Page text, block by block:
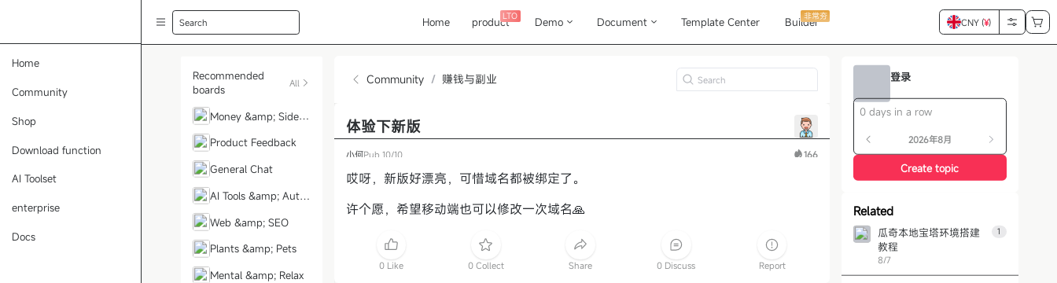
Home
Community
Shop
Download function
AI Toolset
enterprise
Docs
Search Home productLTO Demo Document Template Center Builder
非常夯
CNY (¥)
体验下新版
小何Pub 10/10 166
哎呀，新版好漂亮，可惜域名都被绑定了。
许个愿，希望移动端也可以修改一次域名🙏
0 Like 0 Collect Share 0 Discuss Report
Community / 赚钱与副业
Recommended
boards
All
Money &amp; Side H
Product Feedback
General Chat
AI Tools &amp; Auto
Web &amp; SEO
Plants &amp; Pets
Mental &amp; Relax
登录
0 days in a row
2026年8月
Create topic
Related
瓜奇本地宝塔环境搭建
教程
1
8/7